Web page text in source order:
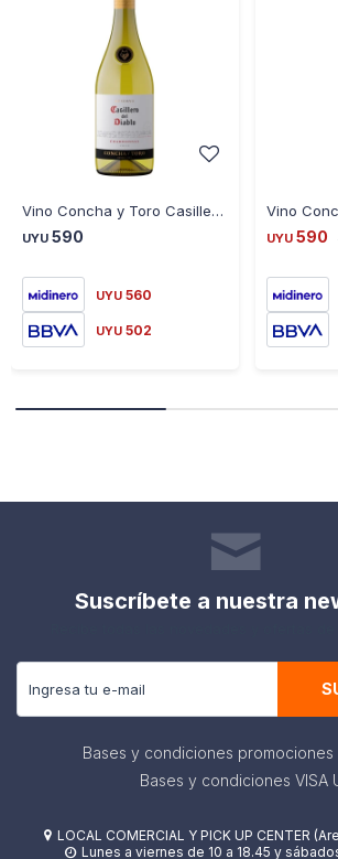
Vino Concha y Toro Casillero del Diablo Chardonnay
UYU 590
UYU 560
UYU 502
UYU 590
Suscríbete a nuestra
Bases y condiciones
Bases y condiciones VISA
 LOCAL COMERCIAL Y PICK UP CENTER
 Lunes a viernes de 10 a 18.45 y